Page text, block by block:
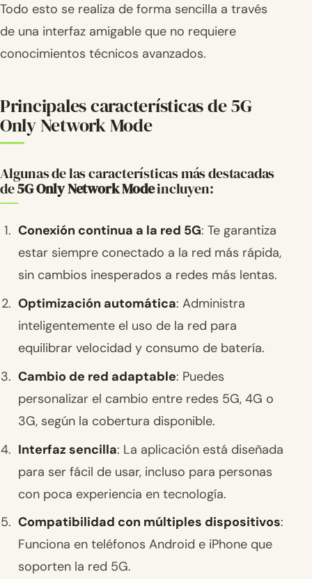
Todo esto se realiza de forma sencilla a través
de una interfaz amigable que no requiere
conocimientos técnicos avanzados.
Principales características de 5G
Only Network Mode
Algunas de las características más destacadas
de5G Only Network Modeincluyen:
Conexión continua a la red 5G: Te garantiza
estar siempre conectado a la red más rápida,
sin cambios inesperados a redes más lentas.
Optimización automática: Administra
inteligentemente el uso de la red para
equilibrar velocidad y consumo de batería.
Cambio de red adaptable: Puedes
personalizar el cambio entre redes 5G, 4G o
3G, según la cobertura disponible.
Interfaz sencilla: La aplicación está diseñada
para ser fácil de usar, incluso para personas
con poca experiencia en tecnología.
Compatibilidad con múltiples dispositivos:
Funciona en teléfonos Android e iPhone que
soporten la red 5G.